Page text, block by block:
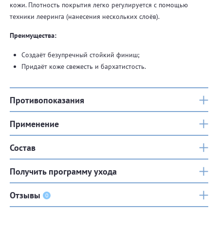
кожи. Плотность покрытия легко регулируется с помощью
техники лееринга (нанесения нескольких слоёв).
Преимущества:
Создаёт безупречный стойкий финиш;
Придаёт коже свежесть и бархатистость.
Противопоказания
Применение
Состав
Получить программу ухода
Отзывы 0